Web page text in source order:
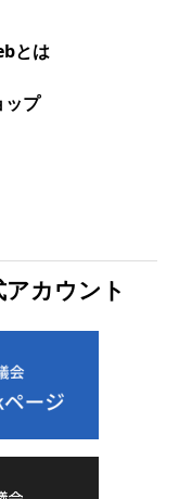
とは
ップ
カウント